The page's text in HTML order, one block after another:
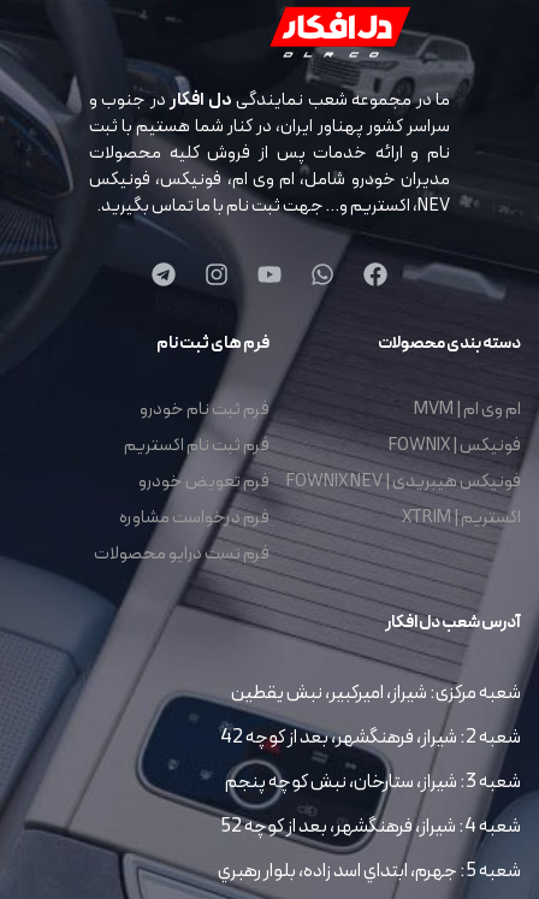
ما در مجموعه شعب نمایندگیدل افکاردر جنوب و
سراسر کشور پهناور ایران، در کنار شما هستیم با ثبت
نام و ارائه خدمات پس از فروش کلیه محصولات
مدیران خودرو شامل، ام وی ام، فونیکس، فونیکس
NEV، اکستریم و… جهت ثبت نام با ما تماس بگیرید.
دسته بندی محصولات
ام وی ام | MVM
فونیکس | FOWNIX
فونیکس هیبریدی | FOWNIX NEV
اکستریم | XTRIM
فرم های ثبت نام
فرم ثبت نام خودرو
فرم ثبت نام اکستریم
فرم تعویض خودرو
فرم درخواست مشاوره
فرم تست درایو محصولات
آدرس شعب دل افکار
شعبه مرکزی: شیراز، امیرکبیر، نبش یقطین
شعبه 2: شیراز، فرهنگشهر، بعد از کوچه 42
شعبه 3: شیراز، ستارخان، نبش کوچه پنجم
شعبه 4: شیراز، فرهنگشهر، بعد از کوچه 52
شعبه 5: جهرم، ابتداي اسد زاده، بلوار رهبري